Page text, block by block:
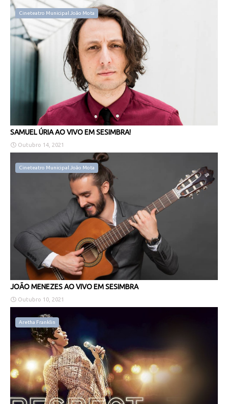
Cineteatro Municipal João Mota
SAMUEL ÚRIA AO VIVO EM SESIMBRA!
Outubro 14, 2021
Cineteatro Municipal João Mota
JOÃO MENEZES AO VIVO EM SESIMBRA
Outubro 10, 2021
Aretha Franklin